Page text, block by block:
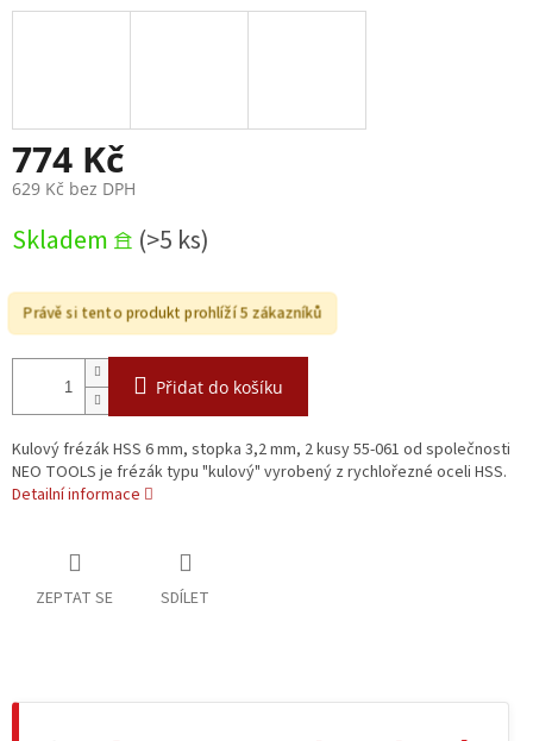
774 Kč
629 Kč bez DPH
cena:
Skladem 𖠿 (>5 ks)
Právě si tento produkt prohlíží 5 zákazníků
Přidat do košíku
Kulový frézák HSS 6 mm, stopka 3,2 mm, 2 kusy 55-061 od společnosti
NEO TOOLS je frézák typu "kulový" vyrobený z rychlořezné oceli HSS.
Detailní informace
ZEPTAT SE SDÍLET